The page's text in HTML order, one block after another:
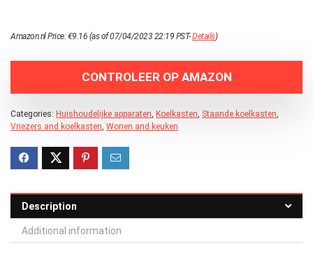
Amazon.nl Price:€9.16 (as of 07/04/2023 22:19 PST-Details)
CONTROLEER OP AMAZON
Categories: Huishoudelijke apparaten Koelkasten Staande koelkasten
Vriezers and koelkasten Wonen and keuken
Description
Additional information